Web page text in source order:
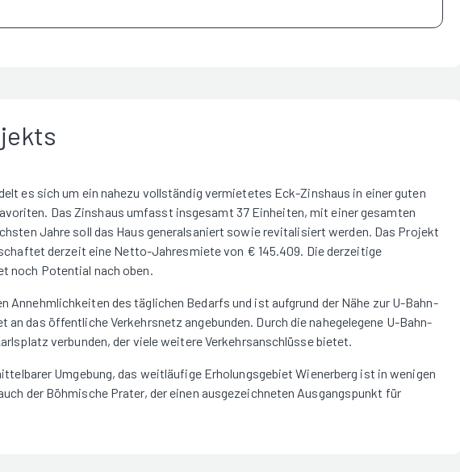
es sich um ein nahezu vollständig vermietetes Eck-Zinshaus in einer guten
Das Zinshaus umfasst insgesamt 37 Einheiten, mit einer gesamten
Jahre soll das Haus generalsaniert sowie revitalisiert werden. Das Projekt
derzeit eine Netto-Jahresmiete von € 145.409. Die derzeitige
noch Potential nach oben.
Annehmlichkeiten des täglichen Bedarfs und ist aufgrund der Nähe zur U-Bahn-
an das öffentliche Verkehrsnetz angebunden. Durch die nahegelegene U-Bahn-
verbunden, der viele weitere Verkehrsanschlüsse bietet.
Umgebung, das weitläufige Erholungsgebiet Wienerberg ist in wenigen
der Böhmische Prater, der einen ausgezeichneten Ausgangspunkt für